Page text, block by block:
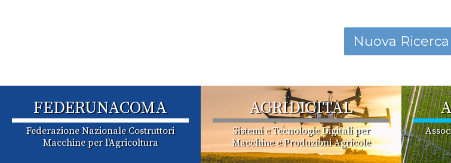
FEDERUNACOMA
Federazione Nazionale Costruttori
Macchine per l'Agricoltura
AGRIDIGITAL
Sistemi e Tecnologie Digitali per
Macchine e Produzioni Agricole